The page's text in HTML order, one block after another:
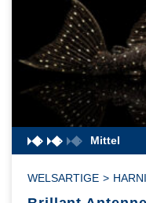
Mittel
WELSARTIGE >